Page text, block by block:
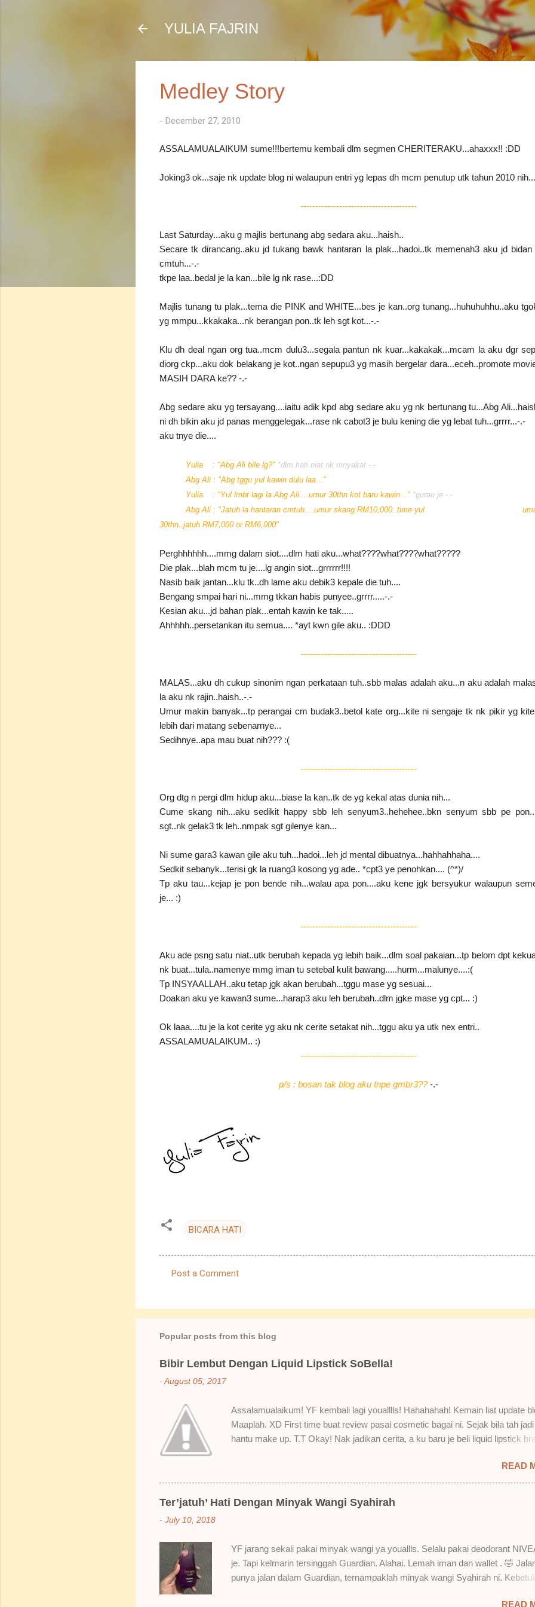
Skip to main content
YULIA FAJRIN
Medley Story
- December 27, 2010
ASSALAMUALAIKUM sume!!!bertemu kembali dlm segmen CHERITERAKU...ahaxxx!! :DD
Joking3 ok...saje nk update blog ni walaupun entri yg lepas dh mcm penutup utk tahun 2010
---------------------------------------
Last Saturday...aku g majlis bertunang abg sedara aku...haish..
Secare tk dirancang..aku jd tukang bawk hantaran la plak...hadoi..tk memenah3 aku jd bidan
cmtuh...-.-
tkpe laa..bedal je la kan...bile lg nk rase...:DD
Majlis tunang tu plak...tema die PINK and WHITE...bes je kan..org tunang...huhuhuhhu..aku
yg mmpu...kkakaka...nk berangan pon..tk leh sgt kot...-.-
Klu dh deal ngan org tua..mcm dulu3...segala pantun nk kuar...kakakak...mcam la aku dgr
diorg ckp...aku dok belakang je kot..ngan sepupu3 yg masih bergelar dara...eceh..promote
MASIH DARA ke?? -.-
Abg sedare aku yg tersayang....iaitu adik kpd abg sedare aku yg nk bertunang tu...Abg
ni dh bikin aku jd panas menggelegak...rase nk cabot3 je bulu kening die yg lebat tuh...grrrr...-.-
aku tnye die....
Yulia : "Abg Ali bile lg?" *dlm hati niat nk mnyakat -.-
Abg Ali : "Abg tggu yul kawin dulu laa..."
Yulia : "Yul lmbt lagi la Abg Ali....umur 30thn kot baru kawin..." *gurau je -.-
Abg Ali : "Jatuh la hantaran cmtuh....umur skang RM10,000..time yul
30thn..jatuh RM7,000 or RM6,000"
Perghhhhhh....mmg dalam siot....dlm hati aku...what????what????what?????
Die plak...blah mcm tu je....lg angin siot...grrrrrr!!!!
Nasib baik jantan...klu tk..dh lame aku debik3 kepale die tuh....
Bengang smpai hari ni...mmg tkkan habis punyee..grrrr.....-.-
Kesian aku...jd bahan plak...entah kawin ke tak.....
Ahhhhh..persetankan itu semua.... *ayt kwn gile aku.. :DDD
---------------------------------------
MALAS...aku dh cukup sinonim ngan perkataan tuh..sbb malas adalah aku...n aku adalah
la aku nk rajin..haish..-.-
Umur makin banyak...tp perangai cm budak3..betol kate org...kite ni sengaje tk nk pikir yg
lebih dari matang sebenarnye...
Sedihnye..apa mau buat nih??? :(
---------------------------------------
Org dtg n pergi dlm hidup aku...biase la kan..tk de yg kekal atas dunia nih...
Cume skang nih...aku sedikit happy sbb leh senyum3..hehehee..bkn senyum sbb pe
sgt..nk gelak3 tk leh..nmpak sgt gilenye kan...
Ni sume gara3 kawan gile aku tuh...hadoi...leh jd mental dibuatnya...hahhahhaha....
Sedkit sebanyk...terisi gk la ruang3 kosong yg ade.. *cpt3 ye penohkan.... (^*)/
Tp aku tau...kejap je pon bende nih...walau apa pon....aku kene jgk bersyukur walaupun
je... :)
---------------------------------------
Aku ade psng satu niat..utk berubah kepada yg lebih baik...dlm soal pakaian...tp belom dpt
nk buat...tula..namenye mmg iman tu setebal kulit bawang.....hurm...malunye....:(
Tp INSYAALLAH..aku tetap jgk akan berubah...tggu mase yg sesuai...
Doakan aku ye kawan3 sume...harap3 aku leh berubah..dlm jgke mase yg cpt... :)
Ok laaa....tu je la kot cerite yg aku nk cerite setakat nih...tggu aku ya utk nex entri..
ASSALAMUALAIKUM.. :)
---------------------------------------
p/s : bosan tak blog aku tnpe gmbr3??-.-
BICARA HATI
m
m
n
t
Post a Comment
Popular posts from this blog
Bibir Lembut Dengan Liquid Lipstick SoBella!
-August 05, 2017
Assalamualaikum! YF kembali lagi youalllls! Hahahahah! Kemain liat update
Maaplah. XD First time buat review pasai cosmetic bagai ni. Sejak bila tah jadi
hantu make up. T.T Okay! Nak jadikan cerita, a ku baru je beli liquid lipstick
Rose Makmur Setelah dicuba dengan pelbagai cara, aku jumpa beberapa
kenapa aku suka liquid lipstick ni dan kenapa aku tak berapa suka juga. Tapi
suka gila! Yang part tak suka tu boleh adjust. Don't worry! Aku start dengan
elok dulu lah ek! Pros 1) OMG! Ringan gila tekstur dia bila dah kering. Serious!
Sikit sangat. Tapi tak tahu lah kalau dah minum bergelas-gelas dan makan
berpinggan-pinggan. 4) Senang nak cuci. Tak perl...
READ
Ter’jatuh’ Hati Dengan Minyak Wangi Syahirah
- July 10, 2018
YF jarang sekali pakai minyak wangi ya youallls. Selalu pakai deodorant
je. Tapi kelmarin tersinggah Guardian. Alahai. Lemah iman dan wallet . 🤣
punya jalan dalam Guardian, ternampaklah minyak wangi Syahirah ni.
READ